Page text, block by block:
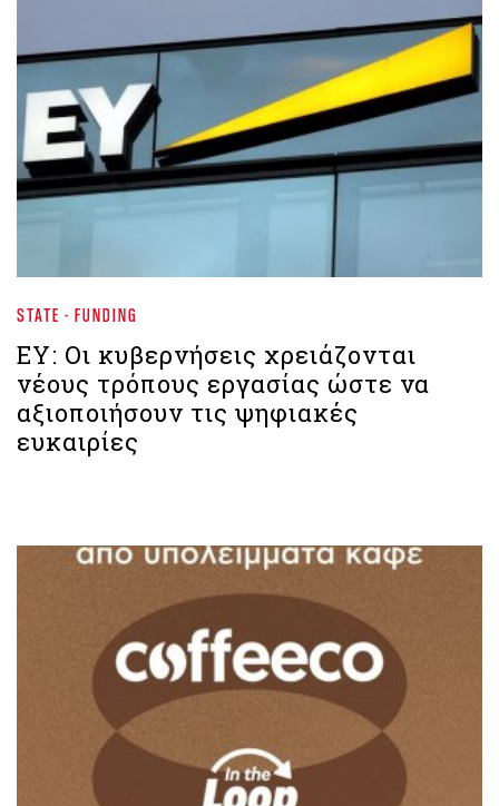
STATE - FUNDING
EY: Οι κυβερνήσεις χρειάζονται
νέους τρόπους εργασίας ώστε να
αξιοποιήσουν τις ψηφιακές
ευκαιρίες